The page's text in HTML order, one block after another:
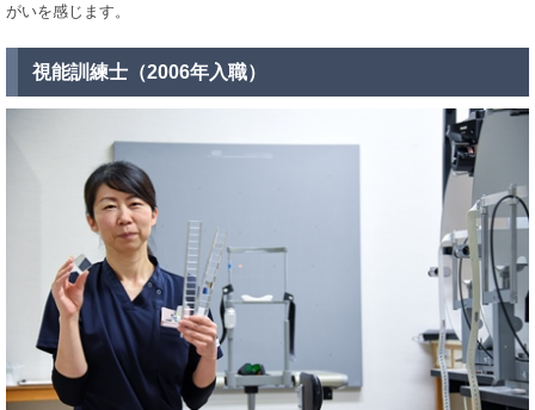
がいを感じます。
視能訓練士（2006年入職）